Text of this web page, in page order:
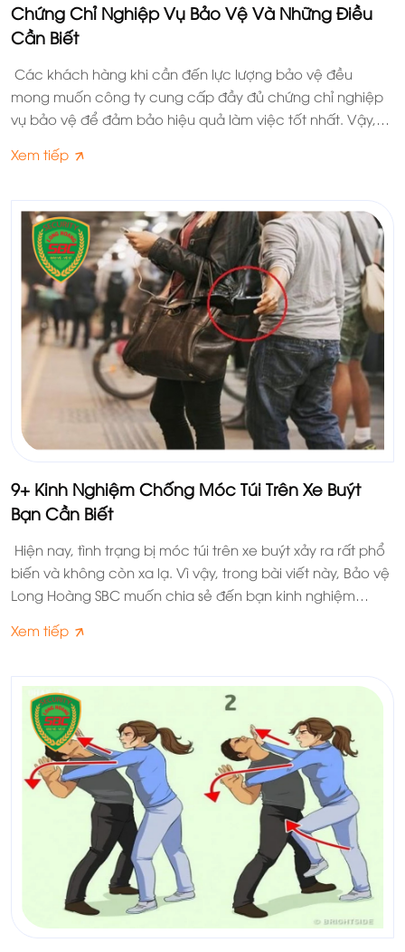
Chứng Chỉ Nghiệp Vụ Bảo Vệ Và Những Điều
Cần Biết
Các khách hàng khi cần đến lực lượng bảo vệ đều
mong muốn công ty cung cấp đầy đủ chứng chỉ nghiệp
vụ bảo vệ để đảm bảo hiệu quả làm việc tốt nhất. Vậy,
Xem tiếp
9+ Kinh Nghiệm Chống Móc Túi Trên Xe Buýt
Bạn Cần Biết
Hiện nay, tình trạng bị móc túi trên xe buýt xảy ra rất phổ
biến và không còn xa lạ. Vì vậy, trong bài viết này, Bảo vệ
Long Hoàng SBC muốn chia sẻ đến bạn kinh nghiệm
Xem tiếp